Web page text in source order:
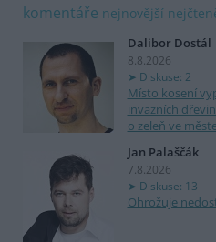
komentáře nejnovější
Dalibor Dostál
8.8.2026
Diskuse: 2
Místo kosení
invazních
o zeleň ve
Jan Palaščák
7.8.2026
Diskuse: 13
Ohrožuje